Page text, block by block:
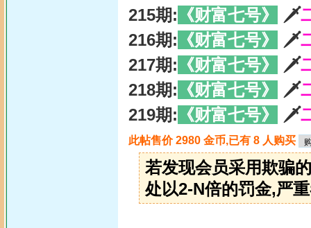
215期: 《财富七号》 🗡
216期: 《财富七号》 🗡
217期: 《财富七号》 🗡
218期: 《财富七号》 🗡
219期: 《财富七号》 🗡
此帖售价 2980 金币,已有 8 人购买
若发现会员采用欺骗
处以2-N倍的罚金,严